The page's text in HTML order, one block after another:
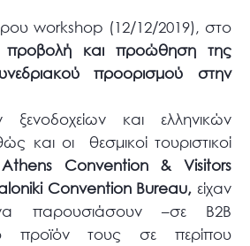
workshop (12/12/2019), στο
και προώθηση της
προορισμού στην
ξενοδοχείων και ελληνικών
και οι
θεσμικοί τουριστικοί
Athens Convention& Visitors
Convention Bureau, είχαν
παρουσιάσουν –σε B2B
προϊόν τους σε περίπου